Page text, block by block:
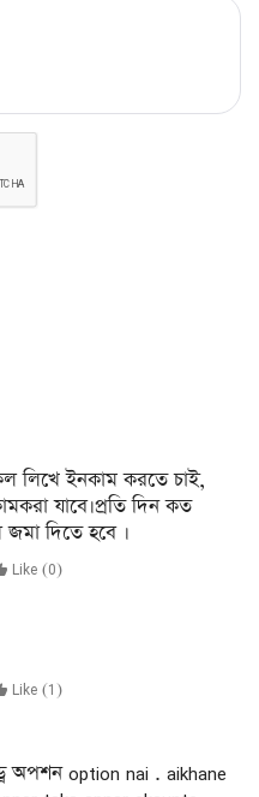
লিখে ইনকাম করতে চাই,
যাবে।প্রতি দিন কত
জমা দিতে হবে ।
Like (0)
Like (1)
অপশন option nai . aikhane